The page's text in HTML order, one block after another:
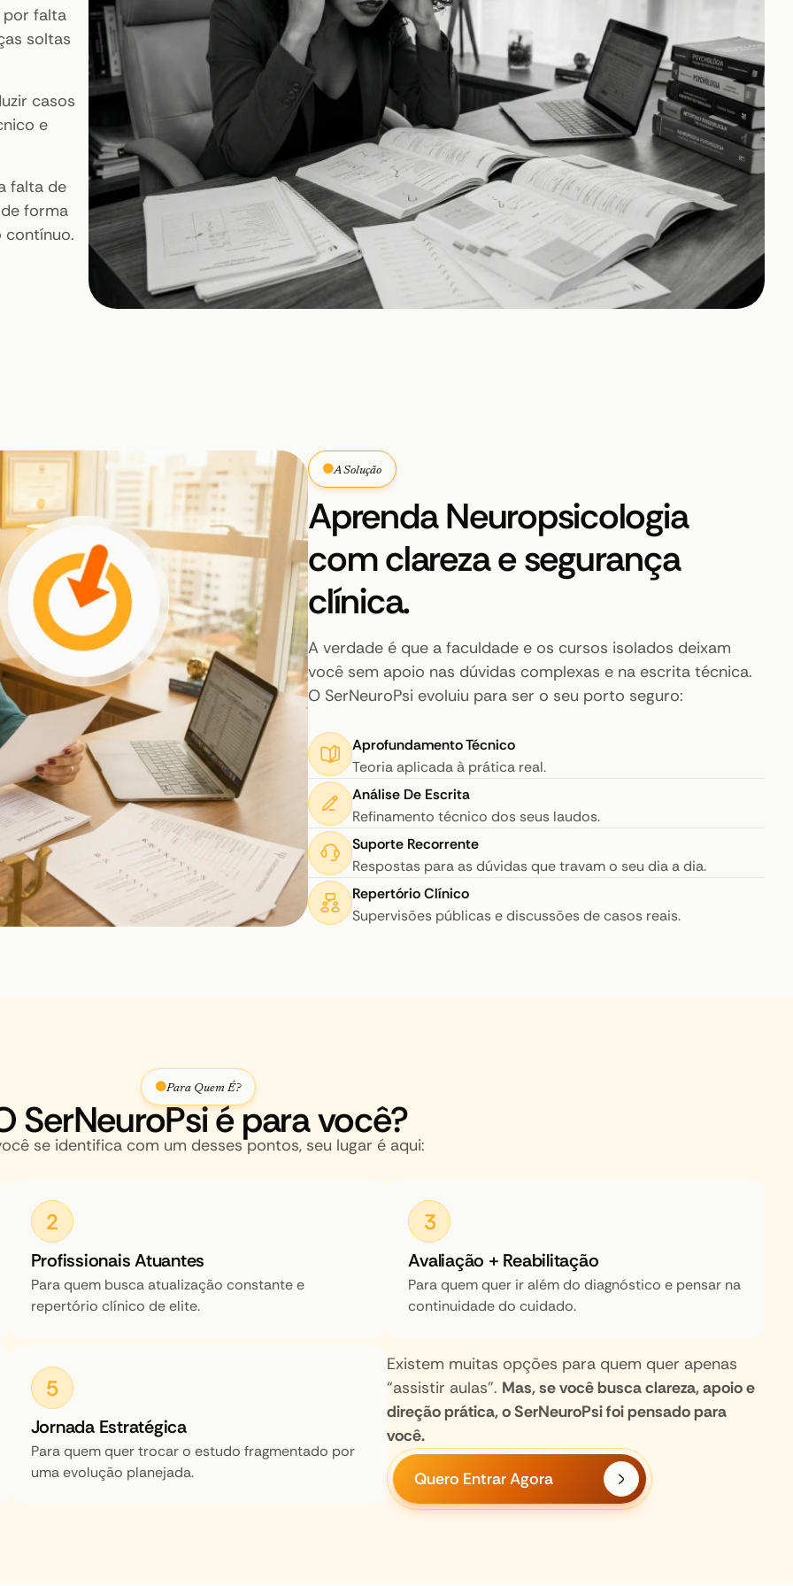
por falta
soltas
casos
e
falta de
forma
contínuo.
A Solução
Aprenda Neuropsicologia
com clareza e segurança
clínica.
A verdade é que a faculdade e os cursos isolados deixam
você sem apoio nas dúvidas complexas e na escrita técnica.
O SerNeuroPsi evoluiu para ser o seu porto seguro:
Aprofundamento Técnico
Teoria aplicada à prática real.
Análise De Escrita
Refinamento técnico dos seus laudos.
Suporte Recorrente
Respostas para as dúvidas que travam o seu dia a dia.
Repertório Clínico
Supervisões públicas e discussões de casos reais.
Para Quem É?
SerNeuroPsi é para você?
se identifica com um desses pontos, seu lugar é aqui:
2
Profissionais Atuantes
Para quem busca atualização constante e
repertório clínico de elite.
3
Avaliação + Reabilitação
Para quem quer ir além do diagnóstico e pensar na
continuidade do cuidado.
5
Jornada Estratégica
Para quem quer trocar o estudo fragmentado por
uma evolução planejada.
Existem muitas opções para quem quer apenas
“assistir aulas”. Mas, se você busca clareza, apoio e
direção prática, o SerNeuroPsi foi pensado para
você.
Quero Entrar Agora